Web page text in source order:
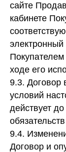
сайте
кабинете
ходе его
9.3. Договор
условий
действует
9.4.
Договор и
@2026 - Все права